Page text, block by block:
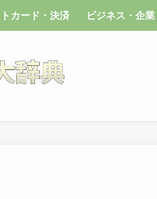
カード・決済 ビジネス・企